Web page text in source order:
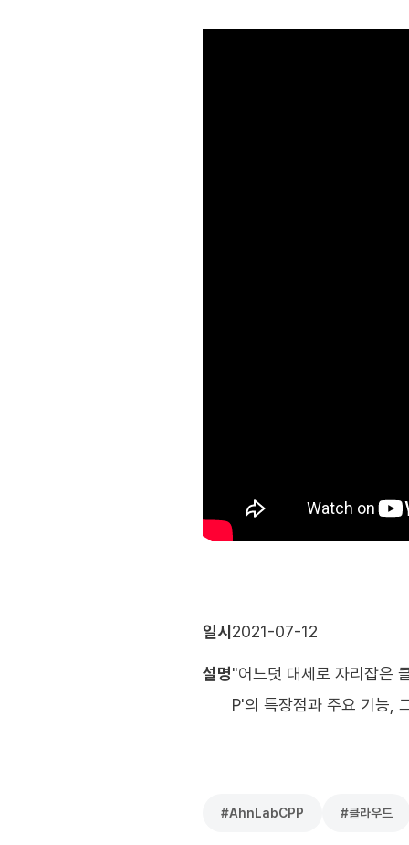
일시
설명
2021-07-12
"어느덧 대세로 자리잡은
P'의 특장점과 주요 기능,
#AhnLabCPP #클라우드